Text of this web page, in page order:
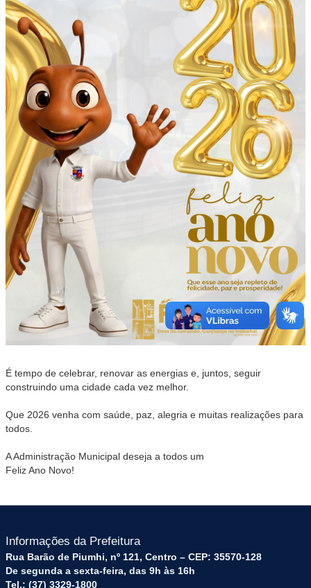
É tempo de celebrar, renovar as energias e, juntos, seguir
construindo uma cidade cada vez melhor.
Que 2026 venha com saúde, paz, alegria e muitas realizações para
todos.
A Administração Municipal deseja a todos um
Feliz Ano Novo!
Informações da Prefeitura
Rua Barão de Piumhi, nº 121, Centro – CEP: 35570-128
De segunda a sexta-feira, das 9h às 16h
Tel.: (37) 3329-1800